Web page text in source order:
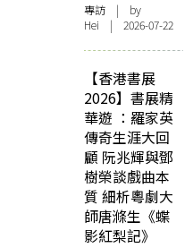
專訪 | by
Hei | 2026-07-22
【香港書展
2026】書展精
華遊 ：羅家英
傳奇生涯大回
顧 阮兆輝與鄧
樹榮談戲曲本
質 細析粵劇大
師唐滌生《蝶
影紅梨記》